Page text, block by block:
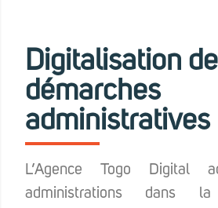
Digitalisation
démarches
administratives
L’Agence Togo Digital
administrations dans la